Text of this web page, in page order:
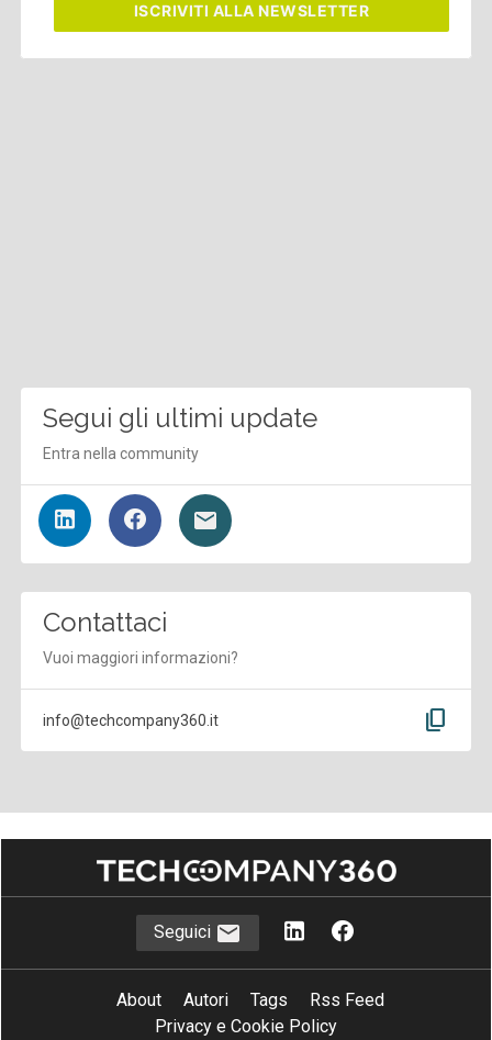
ISCRIVITI ALLA NEWSLETTER
Segui gli ultimi update
Entra nella community
Contattaci
Vuoi maggiori informazioni?
info@techcompany360.it content_copy
Seguici
About Autori Tags
Rss Feed
Privacy e Cookie Policy